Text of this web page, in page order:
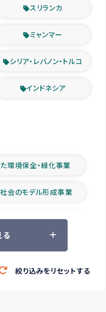
スリランカ
ミャンマー
シリア・レバノン・トルコ
インドネシア
環境保全・緑化事業
会のモデル形成事業
者の声
時代
る
絞り込みをリセットする